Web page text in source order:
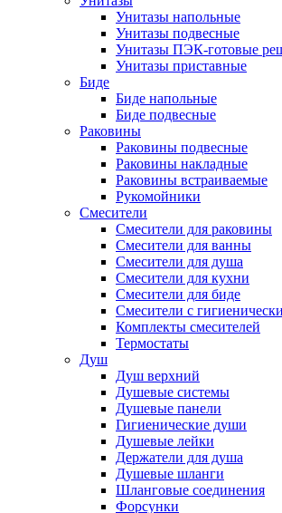
Унитазы напольные
Унитазы подвесные
Унитазы ПЭК-готовые
Унитазы приставные
Биде
Биде напольные
Биде подвесные
Раковины
Раковины подвесные
Раковины накладные
Раковины встраиваемые
Рукомойники
Смесители
Смесители для раковины
Смесители для ванны
Смесители для душа
Смесители для кухни
Смесители для биде
Смесители с
Комплекты смесителей
Термостаты
Душ
Душ верхний
Душевые системы
Душевые панели
Гигиенические души
Душевые лейки
Держатели для душа
Душевые шланги
Шланговые соединения
Форсунки